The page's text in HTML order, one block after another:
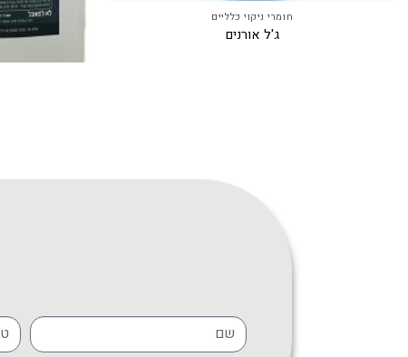
חומרי ניקוי כלליים
ג'ל אורנים